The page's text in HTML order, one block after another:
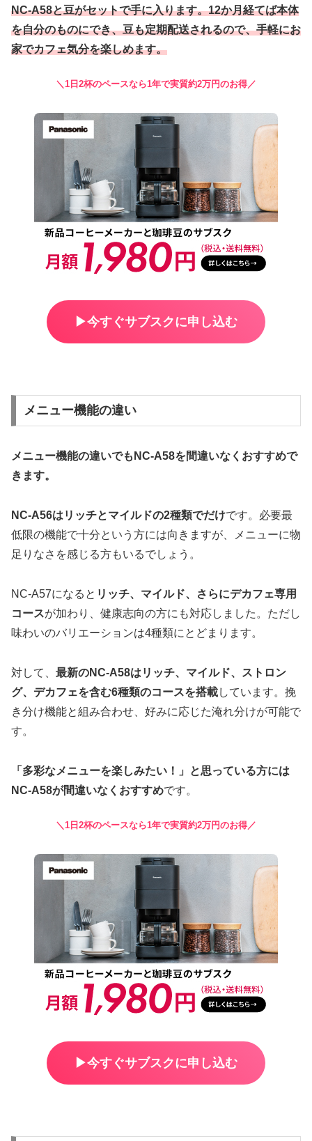
NC-A58と豆がセットで手に入ります。12か月経てば本体
を自分のものにでき、豆も定期配送されるので、手軽にお
家でカフェ気分を楽しめます。
＼1日2杯のペースなら1年で実質約2万円のお得／
▶︎今すぐサブスクに申し込む
メニュー機能の違い
メニュー機能の違いでもNC-A58を間違いなくおすすめで
きます。
NC-A56はリッチとマイルドの2種類でだけです。必要最
低限の機能で十分という方には向きますが、メニューに物
足りなさを感じる方もいるでしょう。
NC-A57になると リッチ、マイルド、さらにデカフェ専用
コースが加わり、健康志向の方にも対応しました。ただし
味わいのバリエーションは4種類にとどまります。
対して、 最新のNC-A58はリッチ、マイルド、ストロン
グ、デカフェを含む6種類のコースを搭載しています。挽
き分け機能と組み合わせ、好みに応じた淹れ分けが可能で
す。
「多彩なメニューを楽しみたい！」と思っている方には
NC-A58が間違いなくおすすめです。
＼1日2杯のペースなら1年で実質約2万円のお得／
▶︎今すぐサブスクに申し込む